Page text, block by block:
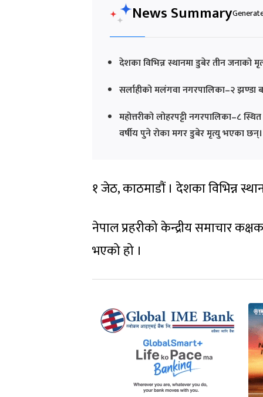
News Summary
देशका विभिन्न स्थानमा डुबेर तीन जनाको
सर्लाहीको मलंगवा नगरपालिका–२ झण्डा
महोत्तरीको लोहरपट्टी नगरपालिका–८
वर्षीय पुने रोका मगर डुबेर मृत्यु भएका छन्।
१ जेठ, काठमाडौं । देशका विभिन्न
नेपाल प्रहरीको केन्द्रीय समाचार
भएको हो ।